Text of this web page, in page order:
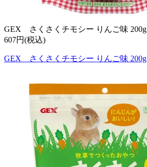
GEX さくさくチモシー りんご味 200g
607円(税込)
GEX さくさくチモシー りんご味 200g